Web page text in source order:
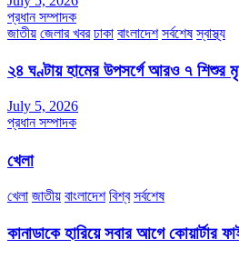
প্রধান সম্পাদক
জাতীয় জেলার খবর ঢাকা বাংলাদেশ সর্বশেষ স্বাস্থ্য
২৪ ঘণ্টায় হামের উপসর্গে আরও ৭ শিশুর
July 5, 2026
প্রধান সম্পাদক
খেলা
খেলা জাতীয় বাংলাদেশ বিশ্ব সর্বশেষ
কানাডাকে হারিয়ে সবার আগে কোয়ার্টার